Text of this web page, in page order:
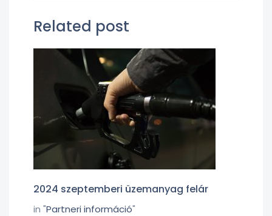
Related post
2024 szeptemberi üzemanyag felár
in "Partneri információ"